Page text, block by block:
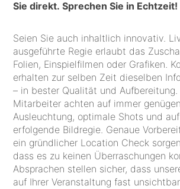
Sie direkt. Sprechen Sie in Echtzeit!
Seien Sie auch inhaltlich innovativ.
ausgeführte Regie erlaubt das
Folien, Einspielfilmen oder Grafiken.
erhalten zur selben Zeit dieselben
– in bester Qualität und Aufbereitung.
Mitarbeiter achten auf immer
Ausleuchtung, optimale Shots und
erfolgende Bildregie. Genaue
ein gründlicher Location Check
dass es zu keinen Überraschungen
Absprachen stellen sicher, dass
auf Ihrer Veranstaltung fast